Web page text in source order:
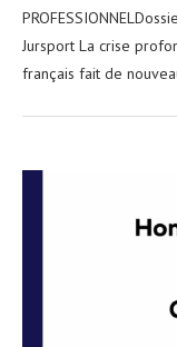
Jursport La crise
français fait de